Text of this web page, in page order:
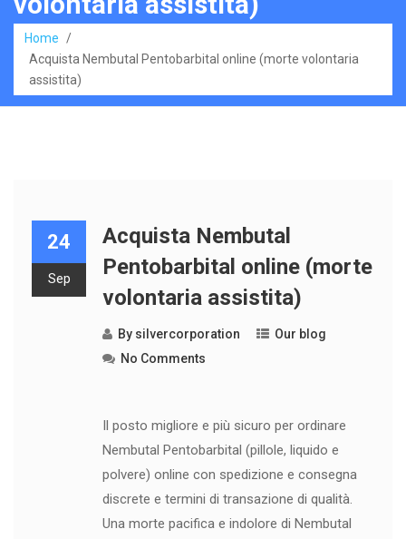
Home
/
Acquista Nembutal Pentobarbital online (morte volontaria
assistita)
24
Sep
Acquista Nembutal
Pentobarbital online (morte
volontaria assistita)
By silvercorporation
Our blog
No Comments
Il posto migliore e più sicuro per ordinare
Nembutal Pentobarbital (pillole, liquido e
polvere) online con spedizione e consegna
discrete e termini di transazione di qualità.
Una morte pacifica e indolore di Nembutal